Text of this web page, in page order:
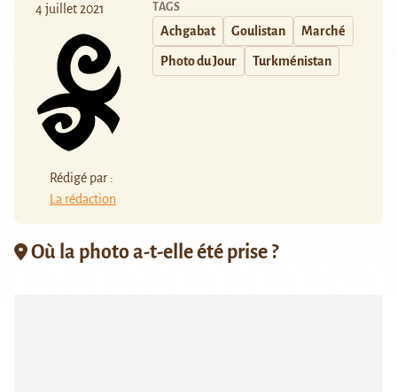
4 juillet 2021
Rédigé par :
La rédaction
TAGS
Achgabat Goulistan Marché
Photo du Jour Turkménistan
Où la photo a-t-elle été prise ?